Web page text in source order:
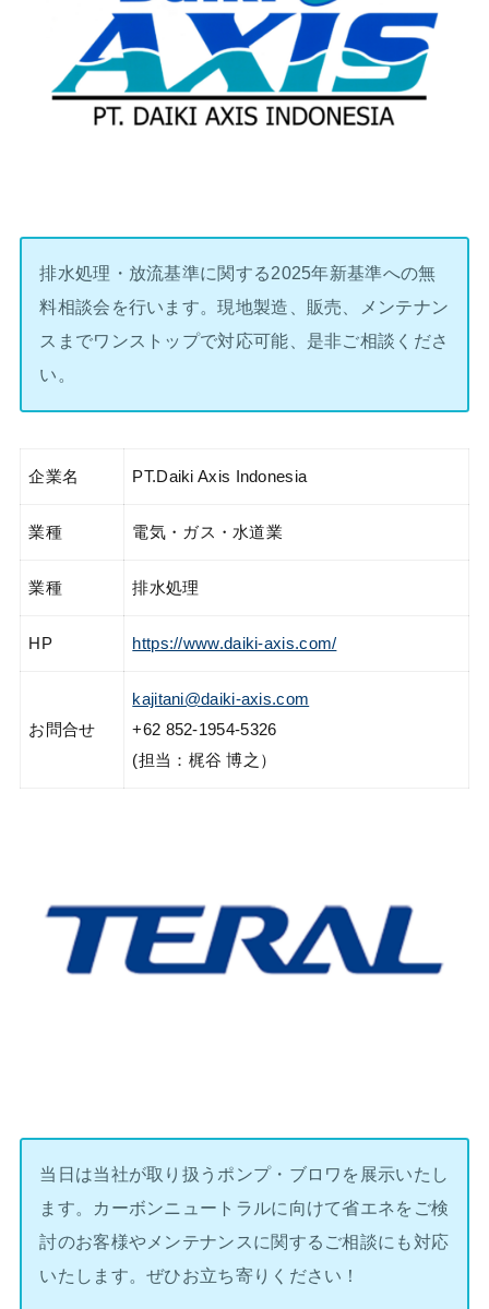
排水処理・放流基準に関する2025年新基準への無
料相談会を行います。現地製造、販売、メンテナン
スまでワンストップで対応可能、是非ご相談くださ
い。
企業名 PT.Daiki Axis Indonesia
業種 電気・ガス・水道業
業種 排水処理
HP https://www.daiki-axis.com/
お問合せ
kajitani@daiki-axis.com
+62 852-1954-5326
(担当：梶谷 博之）
当日は当社が取り扱うポンプ・ブロワを展示いたし
ます。カーボンニュートラルに向けて省エネをご検
討のお客様やメンテナンスに関するご相談にも対応
いたします。ぜひお立ち寄りください！